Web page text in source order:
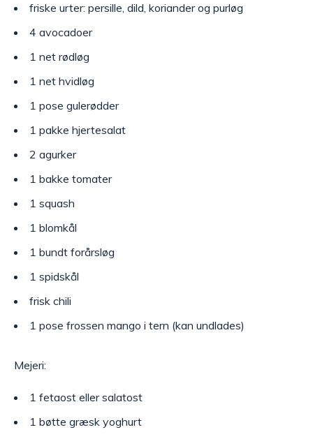
friske urter: persille, dild, koriander og purløg
4 avocadoer
1 net rødløg
1 net hvidløg
1 pose gulerødder
1 pakke hjertesalat
2 agurker
1 bakke tomater
1 squash
1 blomkål
1 bundt forårsløg
1 spidskål
frisk chili
1 pose frossen mango i tern (kan undlades)
Mejeri:
1 fetaost eller salatost
1 bøtte græsk yoghurt